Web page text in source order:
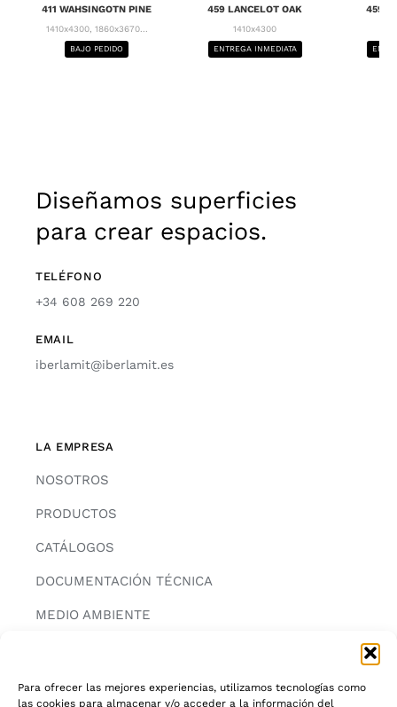
Para ofrecer las mejores experiencias, utilizamos tecnologías como
las cookies para almacenar y/o acceder a la información del
411 WAHSINGOTN PINE
1410x4300, 1860x3670...
BAJO PEDIDO
459 LANCELOT OAK
1410x4300
ENTREGA INMEDIATA
459
Diseñamos superficies
para crear espacios.
TELÉFONO
+34 608 269 220
EMAIL
iberlamit@iberlamit.es
LA EMPRESA
NOSOTROS
PRODUCTOS
CATÁLOGOS
DOCUMENTACIÓN TÉCNICA
MEDIO AMBIENTE